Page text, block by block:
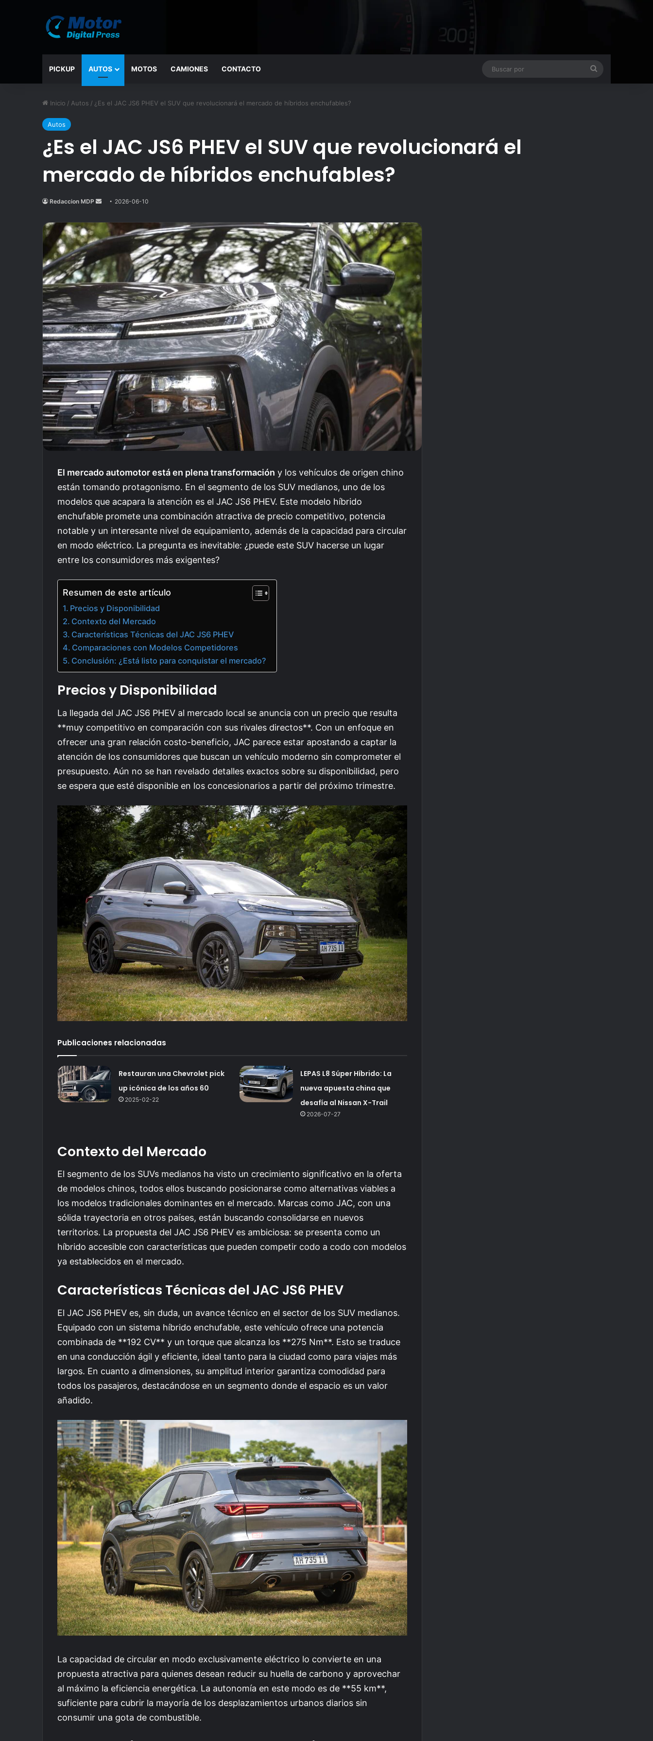
PICKUP AUTOS MOTOS CAMIONES CONTACTO
Inicio / Autos / ¿Es el JAC JS6 PHEV el SUV que revolucionará el mercado de híbridos enchufables?
Autos
¿Es el JAC JS6 PHEV el SUV que revolucionará el
mercado de híbridos enchufables?
Redaccion MDP
Send
email
2026-06-10
El mercado automotor está en plena transformación y los vehículos de origen chino
están tomando protagonismo. En el segmento de los SUV medianos, uno de los
modelos que acapara la atención es el JAC JS6 PHEV. Este modelo híbrido
enchufable promete una combinación atractiva de precio competitivo, potencia
notable y un interesante nivel de equipamiento, además de la capacidad para circular
en modo eléctrico. La pregunta es inevitable: ¿puede este SUV hacerse un lugar
entre los consumidores más exigentes?
Resumen de este artículo
Precios y Disponibilidad
Contexto del Mercado
Características Técnicas del JAC JS6 PHEV
Comparaciones con Modelos Competidores
Conclusión: ¿Está listo para conquistar el mercado?
Precios y Disponibilidad
La llegada del JAC JS6 PHEV al mercado local se anuncia con un precio que resulta
**muy competitivo en comparación con sus rivales directos**. Con un enfoque en
ofrecer una gran relación costo-beneficio, JAC parece estar apostando a captar la
atención de los consumidores que buscan un vehículo moderno sin comprometer el
presupuesto. Aún no se han revelado detalles exactos sobre su disponibilidad, pero
se espera que esté disponible en los concesionarios a partir del próximo trimestre.
Publicaciones relacionadas
Restauran una Chevrolet pick
up icónica de los años 60
2025-02-22
LEPAS L8 Súper Híbrido: La
nueva apuesta china que
desafía al Nissan X-Trail
2026-07-27
Contexto del Mercado
El segmento de los SUVs medianos ha visto un crecimiento significativo en la oferta
de modelos chinos, todos ellos buscando posicionarse como alternativas viables a
los modelos tradicionales dominantes en el mercado. Marcas como JAC, con una
sólida trayectoria en otros países, están buscando consolidarse en nuevos
territorios. La propuesta del JAC JS6 PHEV es ambiciosa: se presenta como un
híbrido accesible con características que pueden competir codo a codo con modelos
ya establecidos en el mercado.
Características Técnicas del JAC JS6 PHEV
El JAC JS6 PHEV es, sin duda, un avance técnico en el sector de los SUV medianos.
Equipado con un sistema híbrido enchufable, este vehículo ofrece una potencia
combinada de **192 CV** y un torque que alcanza los **275 Nm**. Esto se traduce
en una conducción ágil y eficiente, ideal tanto para la ciudad como para viajes más
largos. En cuanto a dimensiones, su amplitud interior garantiza comodidad para
todos los pasajeros, destacándose en un segmento donde el espacio es un valor
añadido.
La capacidad de circular en modo exclusivamente eléctrico lo convierte en una
propuesta atractiva para quienes desean reducir su huella de carbono y aprovechar
al máximo la eficiencia energética. La autonomía en este modo es de **55 km**,
suficiente para cubrir la mayoría de los desplazamientos urbanos diarios sin
consumir una gota de combustible.